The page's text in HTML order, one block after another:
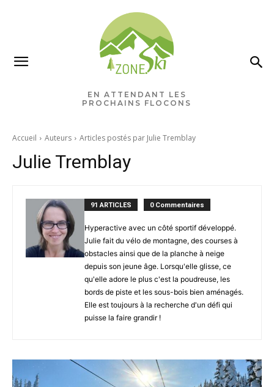
EN ATTENDANT LES
PROCHAINS FLOCONS
Accueil Auteurs Articles postés par Julie Tremblay
Julie Tremblay
91 ARTICLES 0 Commentaires
Hyperactive avec un côté sportif développé.
Julie fait du vélo de montagne, des courses à
obstacles ainsi que de la planche à neige
depuis son jeune âge. Lorsqu'elle glisse, ce
qu'elle adore le plus c'est la poudreuse, les
bords de piste et les sous-bois bien aménagés.
Elle est toujours à la recherche d'un défi qui
puisse la faire grandir !